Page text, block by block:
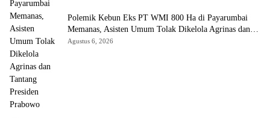
Polemik Kebun Eks PT WMI 800 Ha di Payarumbai
Memanas, Asisten Umum Tolak Dikelola Agrinas dan
Tantang Presiden Prabowo
Agustus 6, 2026